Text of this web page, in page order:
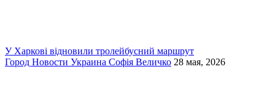
У Харкові відновили тролейбусний маршрут
Город Новости Украина Софія Величко 28 мая, 2026